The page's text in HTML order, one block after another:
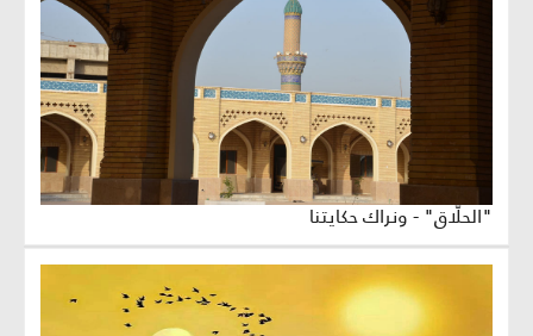
"الحلّاق" - ونراك حكايتنا